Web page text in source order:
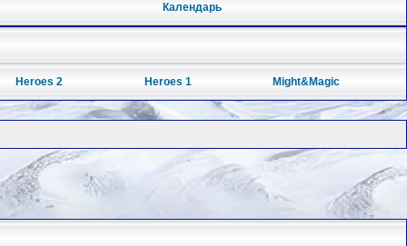
Календарь
Heroes 2 Heroes 1 Might&Magic